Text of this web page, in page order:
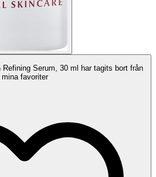
Refining Serum, 30 ml har tagits bort från
mina favoriter